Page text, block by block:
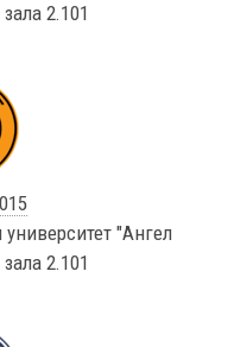
2.101
"Ангел
2.101